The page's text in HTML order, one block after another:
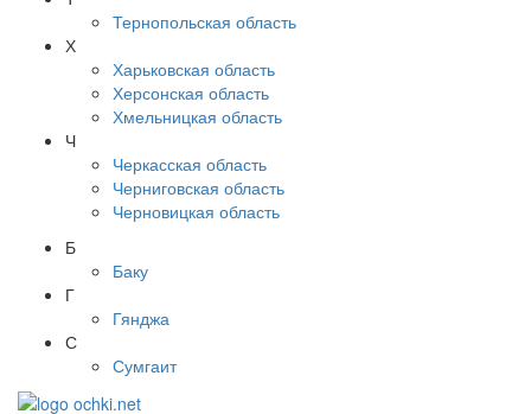
Тернопольская область
Х
Харьковская область
Херсонская область
Хмельницкая область
Ч
Черкасская область
Черниговская область
Черновицкая область
Б
Баку
Г
Гянджа
С
Сумгаит